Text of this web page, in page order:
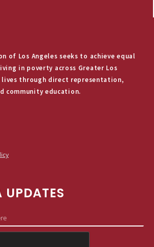
of Los Angeles seeks to achieve equal
in poverty across Greater Los
lives through direct representation,
community education.
UPDATES